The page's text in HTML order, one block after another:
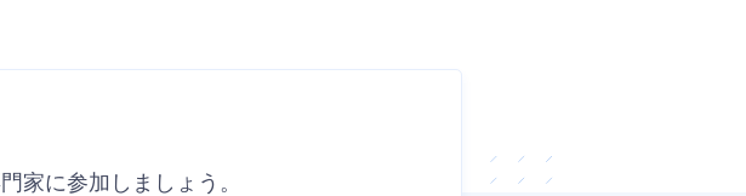
家に参加しましょう。